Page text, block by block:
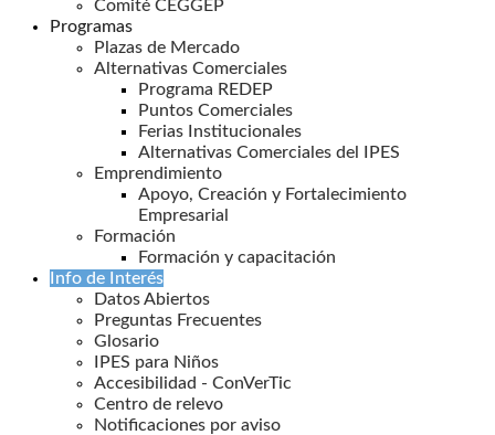
Comité CEGGEP
Programas
Plazas de Mercado
Alternativas Comerciales
Programa REDEP
Puntos Comerciales
Ferias Institucionales
Alternativas Comerciales del IPES
Emprendimiento
Apoyo, Creación y Fortalecimiento
Empresarial
Formación
Formación y capacitación
Info de Interés
Datos Abiertos
Preguntas Frecuentes
Glosario
IPES para Niños
Accesibilidad - ConVerTic
Centro de relevo
Notificaciones por aviso